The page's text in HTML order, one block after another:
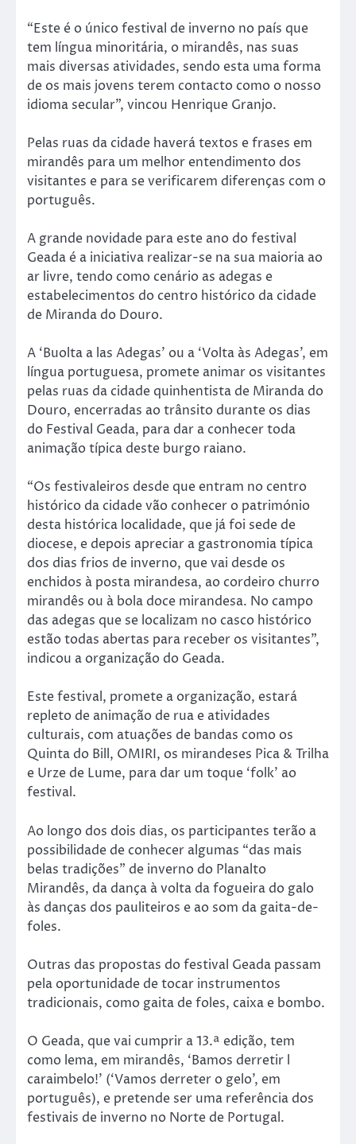
“Este é o único festival de inverno no país que
tem língua minoritária, o mirandês, nas suas
mais diversas atividades, sendo esta uma forma
de os mais jovens terem contacto como o nosso
idioma secular”, vincou Henrique Granjo.
Pelas ruas da cidade haverá textos e frases em
mirandês para um melhor entendimento dos
visitantes e para se verificarem diferenças com o
português.
A grande novidade para este ano do festival
Geada é a iniciativa realizar-se na sua maioria ao
ar livre, tendo como cenário as adegas e
estabelecimentos do centro histórico da cidade
de Miranda do Douro.
A ‘Buolta a las Adegas’ ou a ‘Volta às Adegas’, em
língua portuguesa, promete animar os visitantes
pelas ruas da cidade quinhentista de Miranda do
Douro, encerradas ao trânsito durante os dias
do Festival Geada, para dar a conhecer toda
animação típica deste burgo raiano.
“Os festivaleiros desde que entram no centro
histórico da cidade vão conhecer o património
desta histórica localidade, que já foi sede de
diocese, e depois apreciar a gastronomia típica
dos dias frios de inverno, que vai desde os
enchidos à posta mirandesa, ao cordeiro churro
mirandês ou à bola doce mirandesa. No campo
das adegas que se localizam no casco histórico
estão todas abertas para receber os visitantes”,
indicou a organização do Geada.
Este festival, promete a organização, estará
repleto de animação de rua e atividades
culturais, com atuações de bandas como os
Quinta do Bill, OMIRI, os mirandeses Pica & Trilha
e Urze de Lume, para dar um toque ‘folk’ ao
festival.
Ao longo dos dois dias, os participantes terão a
possibilidade de conhecer algumas “das mais
belas tradições” de inverno do Planalto
Mirandês, da dança à volta da fogueira do galo
às danças dos pauliteiros e ao som da gaita-de-
foles.
Outras das propostas do festival Geada passam
pela oportunidade de tocar instrumentos
tradicionais, como gaita de foles, caixa e bombo.
O Geada, que vai cumprir a 13.ª edição, tem
como lema, em mirandês, ‘Bamos derretir l
caraimbelo!’ (‘Vamos derreter o gelo’, em
português), e pretende ser uma referência dos
festivais de inverno no Norte de Portugal.